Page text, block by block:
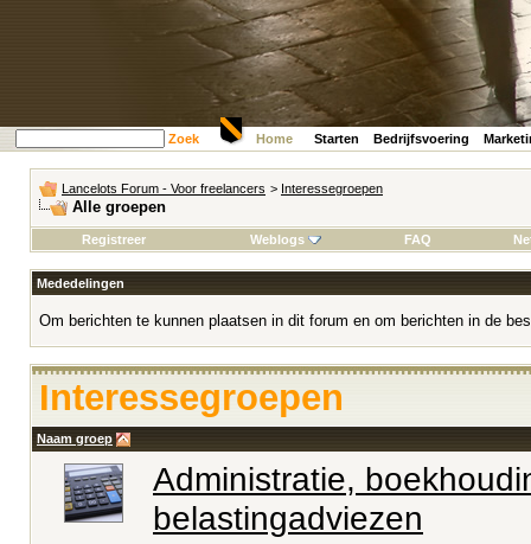
Zoek Home Starten Bedrijfsvoering
Lancelots Forum - Voor freelancers > Interessegroepen
Alle groepen
Registreer Weblogs FAQ
Mededelingen
Om berichten te kunnen plaatsen in dit forum en om berichten in de
Interessegroepen
Naam groep
Administratie,
belastingadviezen